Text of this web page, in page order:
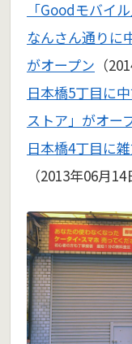
「Goodモバイ
なんさん通りに
がオープン （
日本橋5丁目に
ストア」がオー
日本橋4丁目に
（2013年06月14